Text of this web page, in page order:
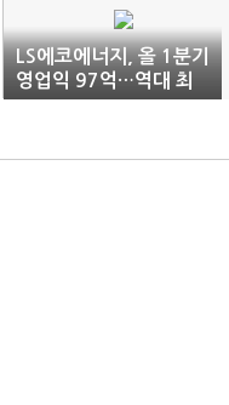
LS에코에너지, 올 1분기
영업익 97억…역대 최
고치